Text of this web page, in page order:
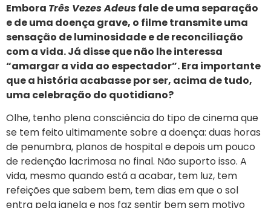
Embora Três Vezes Adeusfale de uma separação
e de uma doença grave, o filme transmite uma
sensação de luminosidade e de reconciliação
com a vida. Já disse que não lhe interessa
“amargar a vida ao espectador”. Era importante
que a história acabasse por ser, acima de tudo,
uma celebração do quotidiano?
Olhe, tenho plena consciência do tipo de cinema que
se tem feito ultimamente sobre a doença: duas horas
de penumbra, planos de hospital e depois um pouco
de redenção lacrimosa no final. Não suporto isso. A
vida, mesmo quando está a acabar, tem luz, tem
refeições que sabem bem, tem dias em que o sol
entra pela janela e nos faz sentir bem sem motivo